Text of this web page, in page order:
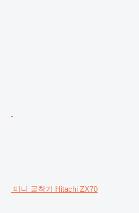
미니 굴착기 Hitachi ZX70